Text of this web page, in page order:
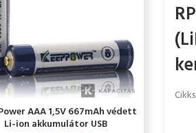
AAA 1,5V 667mAh védett
Li-ion akkumulátor USB